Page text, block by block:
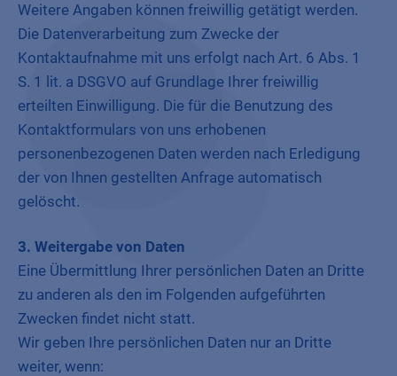
Weitere Angaben können freiwillig getätigt werden.
Die Datenverarbeitung zum Zwecke der
Kontaktaufnahme mit uns erfolgt nach Art. 6 Abs. 1
S. 1 lit. a DSGVO auf Grundlage Ihrer freiwillig
erteilten Einwilligung. Die für die Benutzung des
Kontaktformulars von uns erhobenen
personenbezogenen Daten werden nach Erledigung
der von Ihnen gestellten Anfrage automatisch
gelöscht.
3. Weitergabe von Daten
Eine Übermittlung Ihrer persönlichen Daten an Dritte
zu anderen als den im Folgenden aufgeführten
Zwecken findet nicht statt.
Wir geben Ihre persönlichen Daten nur an Dritte
weiter, wenn: